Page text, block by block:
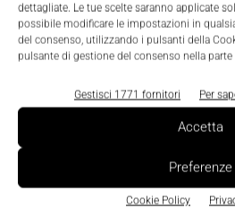
dettagliate. Le tue scelte saranno applicate
possibile modificare le impostazioni in
del consenso, utilizzando i pulsanti della
pulsante di gestione del consenso nella
Gestisci 1771 fornitori Per
Accetta
Preferenze
Cookie Policy
LEGGI LA RIVISTA ⇢